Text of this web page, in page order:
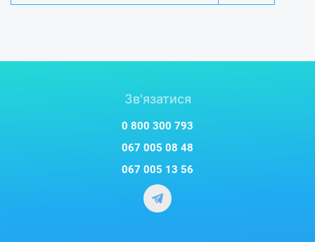
Зв'язатися
0 800 300 793
067 005 08 48
067 005 13 56